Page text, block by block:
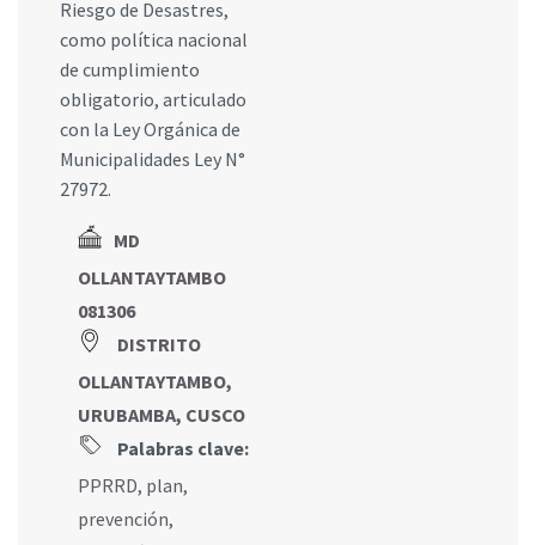
Riesgo de Desastres,
como política nacional
de cumplimiento
obligatorio, articulado
con la Ley Orgánica de
Municipalidades Ley N°
27972.
MD
OLLANTAYTAMBO
081306
DISTRITO
OLLANTAYTAMBO,
URUBAMBA, CUSCO
Palabras clave:
PPRRD, plan,
prevención,